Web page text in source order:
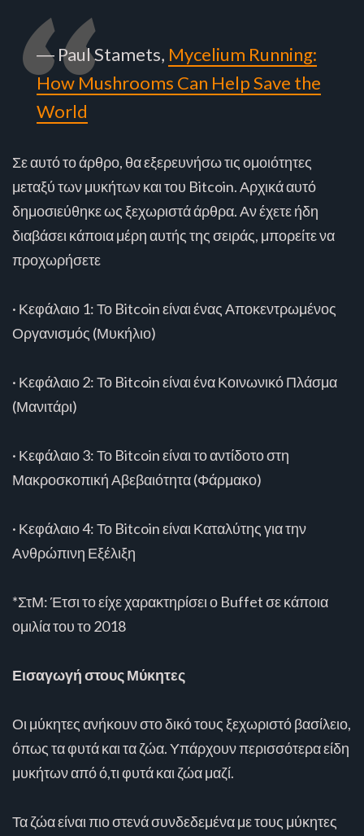
― Paul Stamets, Mycelium Running:
How Mushrooms Can Help Save the
World
Σε αυτό το άρθρο, θα εξερευνήσω τις ομοιότητες
μεταξύ των μυκήτων και του Bitcoin. Αρχικά αυτό
δημοσιεύθηκε ως ξεχωριστά άρθρα. Αν έχετε ήδη
διαβάσει κάποια μέρη αυτής της σειράς, μπορείτε να
προχωρήσετε
· Κεφάλαιο 1: Το Bitcoin είναι ένας Αποκεντρωμένος
Οργανισμός (Μυκήλιο)
· Κεφάλαιο 2: Το Bitcoin είναι ένα Κοινωνικό Πλάσμα
(Μανιτάρι)
· Κεφάλαιο 3: Το Bitcoin είναι το αντίδοτο στη
Μακροσκοπική Αβεβαιότητα (Φάρμακο)
· Κεφάλαιο 4: Το Bitcoin είναι Καταλύτης για την
Ανθρώπινη Εξέλιξη
*ΣτΜ: Έτσι το είχε χαρακτηρίσει ο Buffet σε κάποια
ομιλία του το 2018
Εισαγωγή στους Μύκητες
Οι μύκητες ανήκουν στο δικό τους ξεχωριστό βασίλειο,
όπως τα φυτά και τα ζώα. Υπάρχουν περισσότερα είδη
μυκήτων από ό,τι φυτά και ζώα μαζί.
Τα ζώα είναι πιο στενά συνδεδεμένα με τους μύκητες